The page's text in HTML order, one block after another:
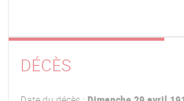
DÉCÈS